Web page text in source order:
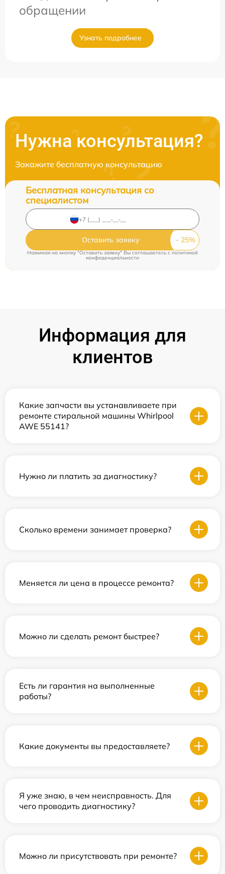
обращении
Узнать подробнее
Нужна консультация?
Закажите бесплатную консультацию
Бесплатная консультация со
специалистом
Оставить заявку
Нажимая на кнопку "Оставить заявку" Вы соглашаетесь c политикой
конфиденциальности
Информация для
клиентов
Какие запчасти вы устанавливаете при
ремонте стиральной машины Whirlpool
AWE 55141?
Нужно ли платить за диагностику?
Сколько времени занимает проверка?
Меняется ли цена в процессе ремонта?
Можно ли сделать ремонт быстрее?
Есть ли гарантия на выполненные
работы?
Какие документы вы предоставляете?
Я уже знаю, в чем неисправность. Для
чего проводить диагностику?
Можно ли присутствовать при ремонте?